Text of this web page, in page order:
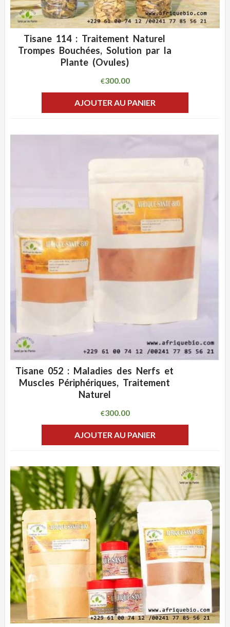
ADD WISHLIST
Tisane 114 : Traitement Naturel
Trompes Bouchées, Solution par la
Plante (Ovules)
€300.00
AJOUTER AU PANIER
ADD WISHLIST
Tisane 052 : Maladies des Nerfs et
Muscles Périphériques, Traitement
Naturel
€300.00
AJOUTER AU PANIER